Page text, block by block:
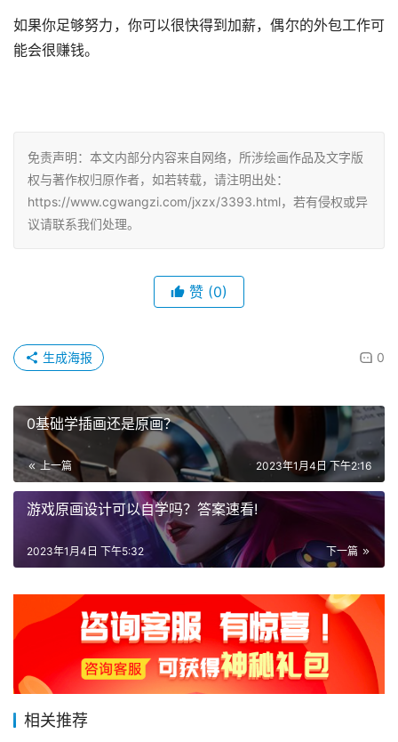
如果你足够努力，你可以很快得到加薪，偶尔的外包工作可
能会很赚钱。
免责声明：本文内部分内容来自网络，所涉绘画作品及文字版
权与著作权归原作者，如若转载，请注明出处：
https://www.cgwangzi.com/jxzx/3393.html，若有侵权或异
议请联系我们处理。
赞 (0)
0
生成海报
0基础学插画还是原画？
上一篇 2023年1月4日 下午2:16
游戏原画设计可以自学吗？答案速看!
下一篇
2023年1月4日 下午5:32
相关推荐